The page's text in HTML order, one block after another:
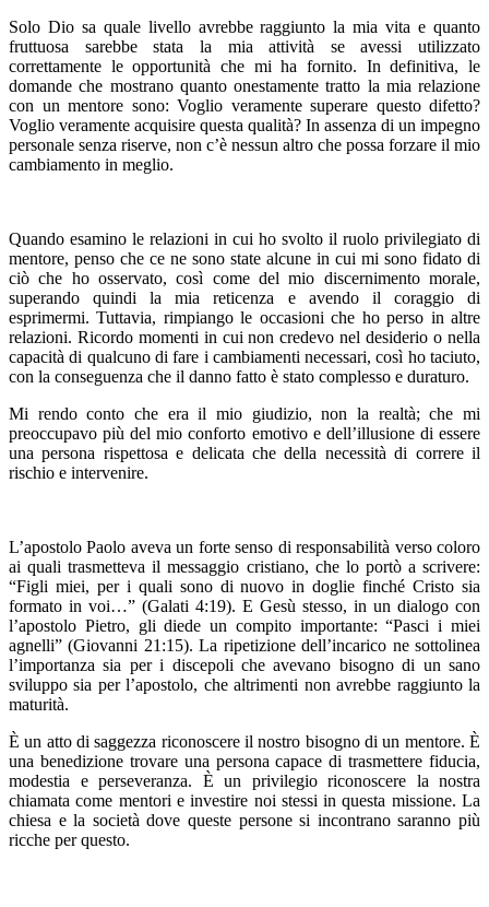
Solo Dio sa quale livello avrebbe raggiunto la mia vita e quanto
fruttuosa sarebbe stata la mia attività se avessi utilizzato
correttamente le opportunità che mi ha fornito. In definitiva, le
domande che mostrano quanto onestamente tratto la mia relazione
con un mentore sono: Voglio veramente superare questo difetto?
Voglio veramente acquisire questa qualità? In assenza di un impegno
personale senza riserve, non c’è nessun altro che possa forzare il mio
cambiamento in meglio.
Quando esamino le relazioni in cui ho svolto il ruolo privilegiato di
mentore, penso che ce ne sono state alcune in cui mi sono fidato di
ciò che ho osservato, così come del mio discernimento morale,
superando quindi la mia reticenza e avendo il coraggio di
esprimermi. Tuttavia, rimpiango le occasioni che ho perso in altre
relazioni. Ricordo momenti in cui non credevo nel desiderio o nella
capacità di qualcuno di fare i cambiamenti necessari, così ho taciuto,
con la conseguenza che il danno fatto è stato complesso e duraturo.
Mi rendo conto che era il mio giudizio, non la realtà; che mi
preoccupavo più del mio conforto emotivo e dell’illusione di essere
una persona rispettosa e delicata che della necessità di correre il
rischio e intervenire.
L’apostolo Paolo aveva un forte senso di responsabilità verso coloro
ai quali trasmetteva il messaggio cristiano, che lo portò a scrivere:
“Figli miei, per i quali sono di nuovo in doglie finché Cristo sia
formato in voi…” (Galati 4:19). E Gesù stesso, in un dialogo con
l’apostolo Pietro, gli diede un compito importante: “Pasci i miei
agnelli” (Giovanni 21:15). La ripetizione dell’incarico ne sottolinea
l’importanza sia per i discepoli che avevano bisogno di un sano
sviluppo sia per l’apostolo, che altrimenti non avrebbe raggiunto la
maturità.
È un atto di saggezza riconoscere il nostro bisogno di un mentore. È
una benedizione trovare una persona capace di trasmettere fiducia,
modestia e perseveranza. È un privilegio riconoscere la nostra
chiamata come mentori e investire noi stessi in questa missione. La
chiesa e la società dove queste persone si incontrano saranno più
ricche per questo.